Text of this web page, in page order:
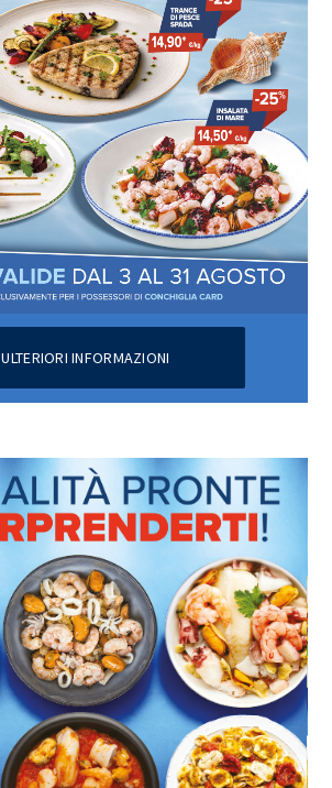
ULTERIORI INFORMAZIONI